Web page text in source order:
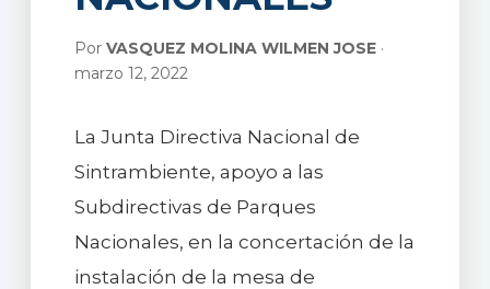
Por VASQUEZ MOLINA WILMEN JOSE·
marzo 12, 2022
La Junta Directiva Nacional de
Sintrambiente, apoyo a las
Subdirectivas de Parques
Nacionales, en la concertación de la
instalación de la mesa de